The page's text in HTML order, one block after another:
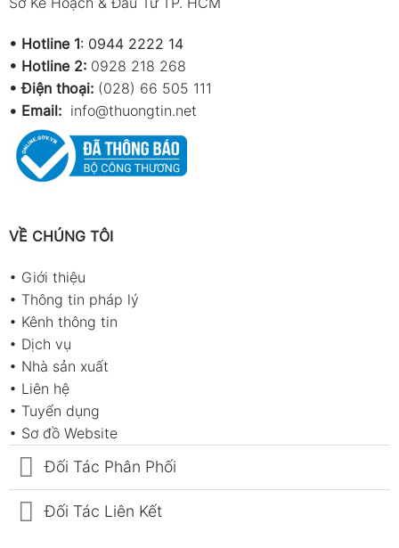
• Hotline 1: 0944 2222 14
• Hotline 2: 0928 218 268
• Điện thoại: (028) 66 505 111
• Email: info@thuongtin.net
VỀ CHÚNG TÔI
• Giới thiệu
• Thông tin pháp lý
• Kênh thông tin
• Dịch vụ
• Nhà sản xuất
• Liên hệ
• Tuyển dụng
• Sơ đồ Website
Đối Tác Phân Phối
Đối Tác Liên Kết